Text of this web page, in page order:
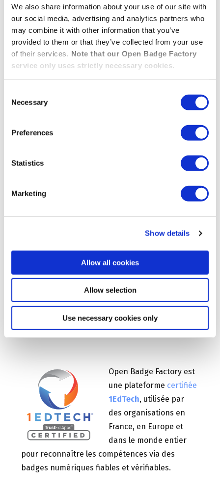
We also share information about your use of our site with
our social media, advertising and analytics partners who
may combine it with other information that you’ve
provided to them or that they’ve collected from your use
of their services. Note that our Open Badge Factory
service only uses strictly necessary cookies.
Selection
Necessary
Preferences
Statistics
Marketing
Show details
Allow all cookies
Allow selection
Use necessary cookies only
Besoin de support pour
vos intégrations ?
Si vous avez des questions ou besoin
équipe est à votre disposition. N’hésitez-pas à
Open Badge Factory,
votre plateforme open
badges 3.0
Open Badge Factory est
une plateforme certifiée
1EdTech, utilisée par
des organisations en
France, en Europe et
dans le monde entier
pour reconnaître les compétences via des
badges numériques fiables et vérifiables.